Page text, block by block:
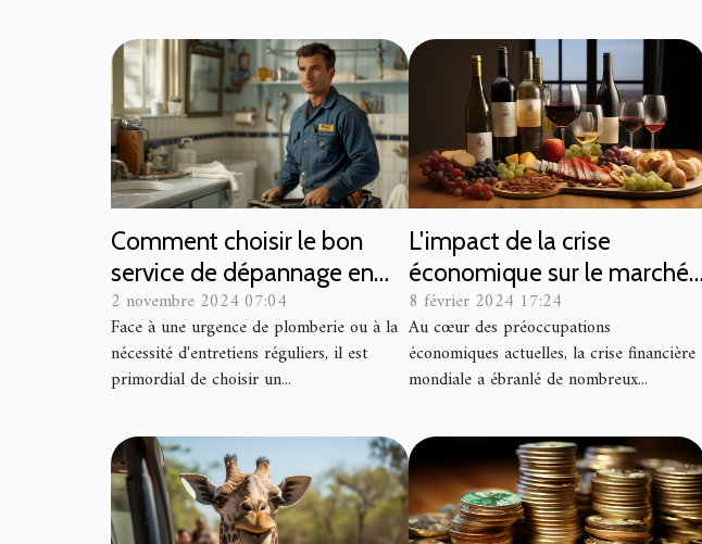
Comment choisir le bon
service de dépannage en
plomberie ?
2 novembre 2024 07:04
Face à une urgence de plomberie ou à la
nécessité d'entretiens réguliers, il est
primordial de choisir un...
L'impact de la crise
économique sur le marché
du vin en Espagne
8 février 2024 17:24
Au cœur des préoccupations
économiques actuelles, la crise financière
mondiale a ébranlé de nombreux...